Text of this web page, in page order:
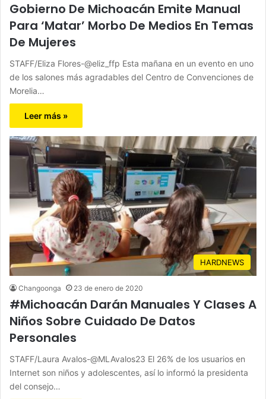
Gobierno De Michoacán Emite Manual
Para ‘Matar’ Morbo De Medios En Temas
De Mujeres
STAFF/Eliza Flores-@eliz_ffp Esta mañana en un evento en uno
de los salones más agradables del Centro de Convenciones de
Morelia…
Leer más »
HARDNEWS
Changoonga 23 de enero de 2020
#Michoacán Darán Manuales Y Clases A
Niños Sobre Cuidado De Datos
Personales
STAFF/Laura Avalos-@MLAvalos23 El 26% de los usuarios en
Internet son niños y adolescentes, así lo informó la presidenta
del consejo…